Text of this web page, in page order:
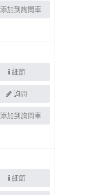
添加到詢問車
細節
詢問
添加到詢問車
細節